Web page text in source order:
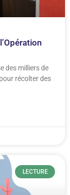
des milliers de
récolter des
LECTURE